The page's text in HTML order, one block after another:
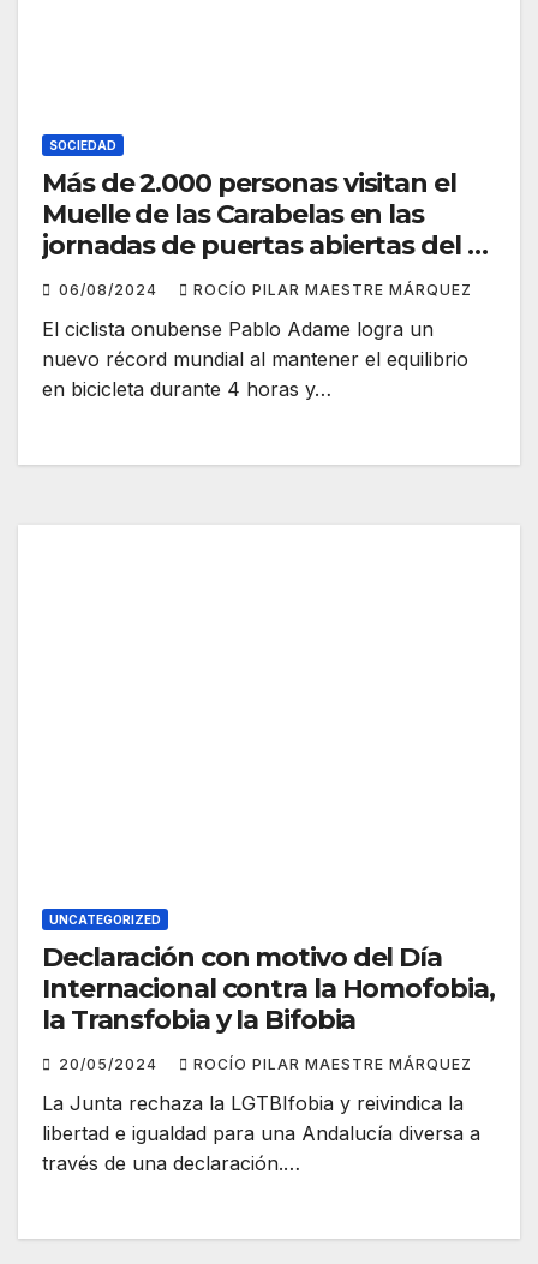
SOCIEDAD
Más de 2.000 personas visitan el
Muelle de las Carabelas en las
jornadas de puertas abiertas del 3
de Agosto
06/08/2024 ROCÍO PILAR MAESTRE MÁRQUEZ
El ciclista onubense Pablo Adame logra un
nuevo récord mundial al mantener el equilibrio
en bicicleta durante 4 horas y…
UNCATEGORIZED
Declaración con motivo del Día
Internacional contra la Homofobia,
la Transfobia y la Bifobia
20/05/2024 ROCÍO PILAR MAESTRE MÁRQUEZ
La Junta rechaza la LGTBIfobia y reivindica la
libertad e igualdad para una Andalucía diversa a
través de una declaración.…